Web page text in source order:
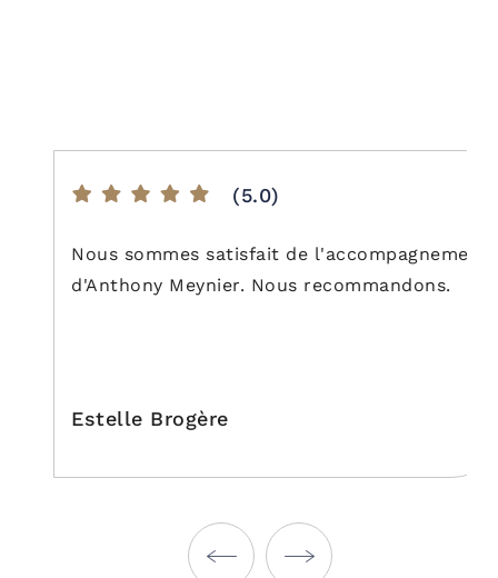
(5.0)
Nous sommes satisfait de l'accompagnement
d'Anthony Meynier. Nous recommandons.
Estelle Brogère